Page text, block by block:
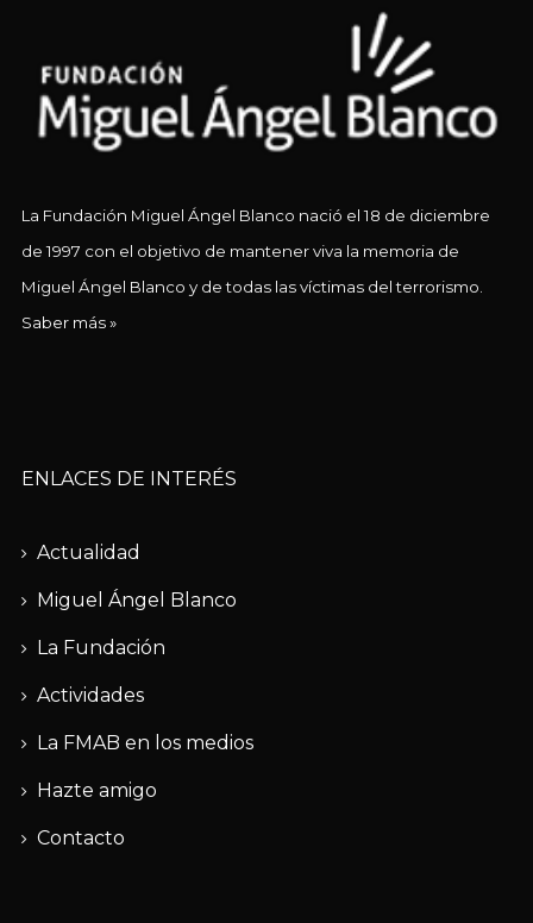
La Fundación Miguel Ángel Blanco nació el 18 de diciembre
de 1997 con el objetivo de mantener viva la memoria de
Miguel Ángel Blanco y de todas las víctimas del terrorismo.
Saber más »
ENLACES DE INTERÉS
Actualidad
Miguel Ángel Blanco
La Fundación
Actividades
La FMAB en los medios
Hazte amigo
Contacto